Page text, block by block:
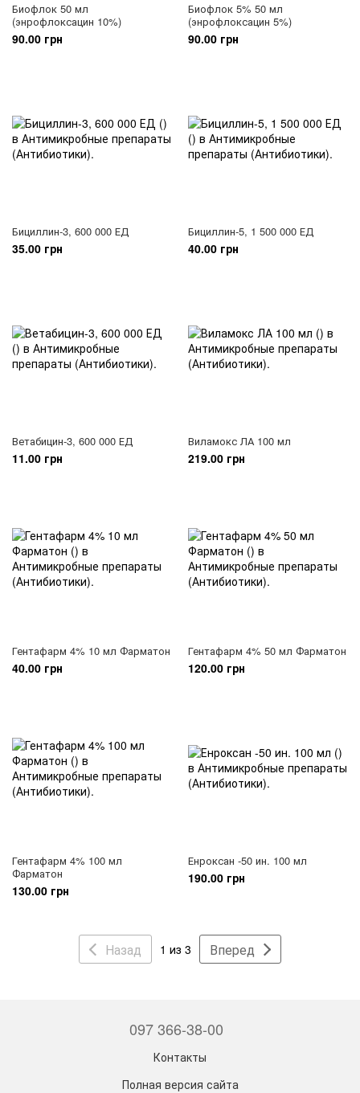
Биофлок 50 мл
(энрофлоксацин 10%)
90.00 грн
Биофлок 5% 50 мл
(энрофлоксацин 5%)
90.00 грн
Бициллин-3, 600 000 ЕД
35.00 грн
Бициллин-5, 1 500 000 ЕД
40.00 грн
Ветабицин-3, 600 000 ЕД
11.00 грн
Виламокс ЛА 100 мл
219.00 грн
Гентафарм 4% 10 мл Фарматон
40.00 грн
Гентафарм 4% 50 мл Фарматон
120.00 грн
Гентафарм 4% 100 мл
Фарматон
130.00 грн
Енроксан -50 ин. 100 мл
190.00 грн
Назад 1 из 3 Вперед
097 366-38-00
Контакты
Полная версия сайта